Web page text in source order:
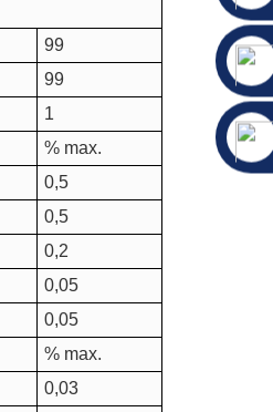
99
99
1
% max.
0,5
0,5
0,2
0,05
0,05
% max.
0,03